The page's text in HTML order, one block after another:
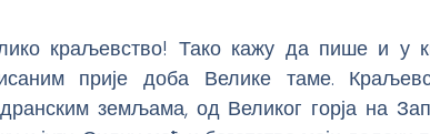
краљевство! Тако кажу да пише и у
прије доба Велике таме.
земљама, од Великог горја на